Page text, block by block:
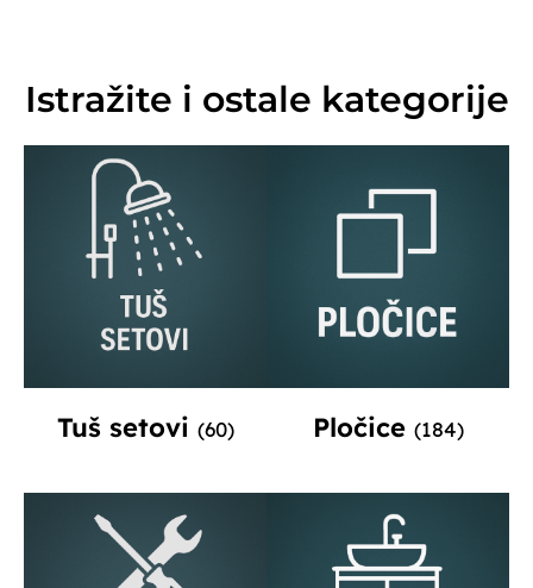
Istražite i ostale kategorije
Tuš setovi (60) Pločice (184)